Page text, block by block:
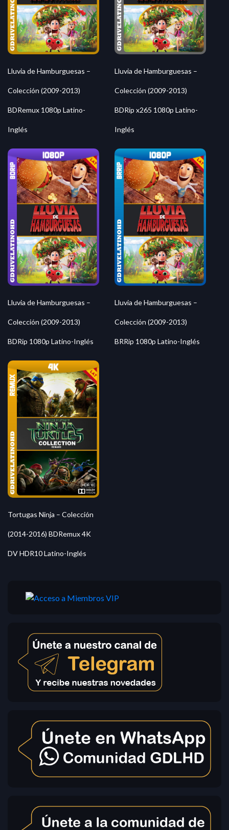
Lluvia de Hamburguesas –
Colección (2009-2013)
BDRemux 1080p Latino-
Inglés
Lluvia de Hamburguesas –
Colección (2009-2013)
BDRip x265 1080p Latino-
Inglés
Lluvia de Hamburguesas –
Colección (2009-2013)
BDRip 1080p Latino-Inglés
Lluvia de Hamburguesas –
Colección (2009-2013)
BRRip 1080p Latino-Inglés
Tortugas Ninja – Colección
(2014-2016) BDRemux 4K
DV HDR10 Latino-Inglés